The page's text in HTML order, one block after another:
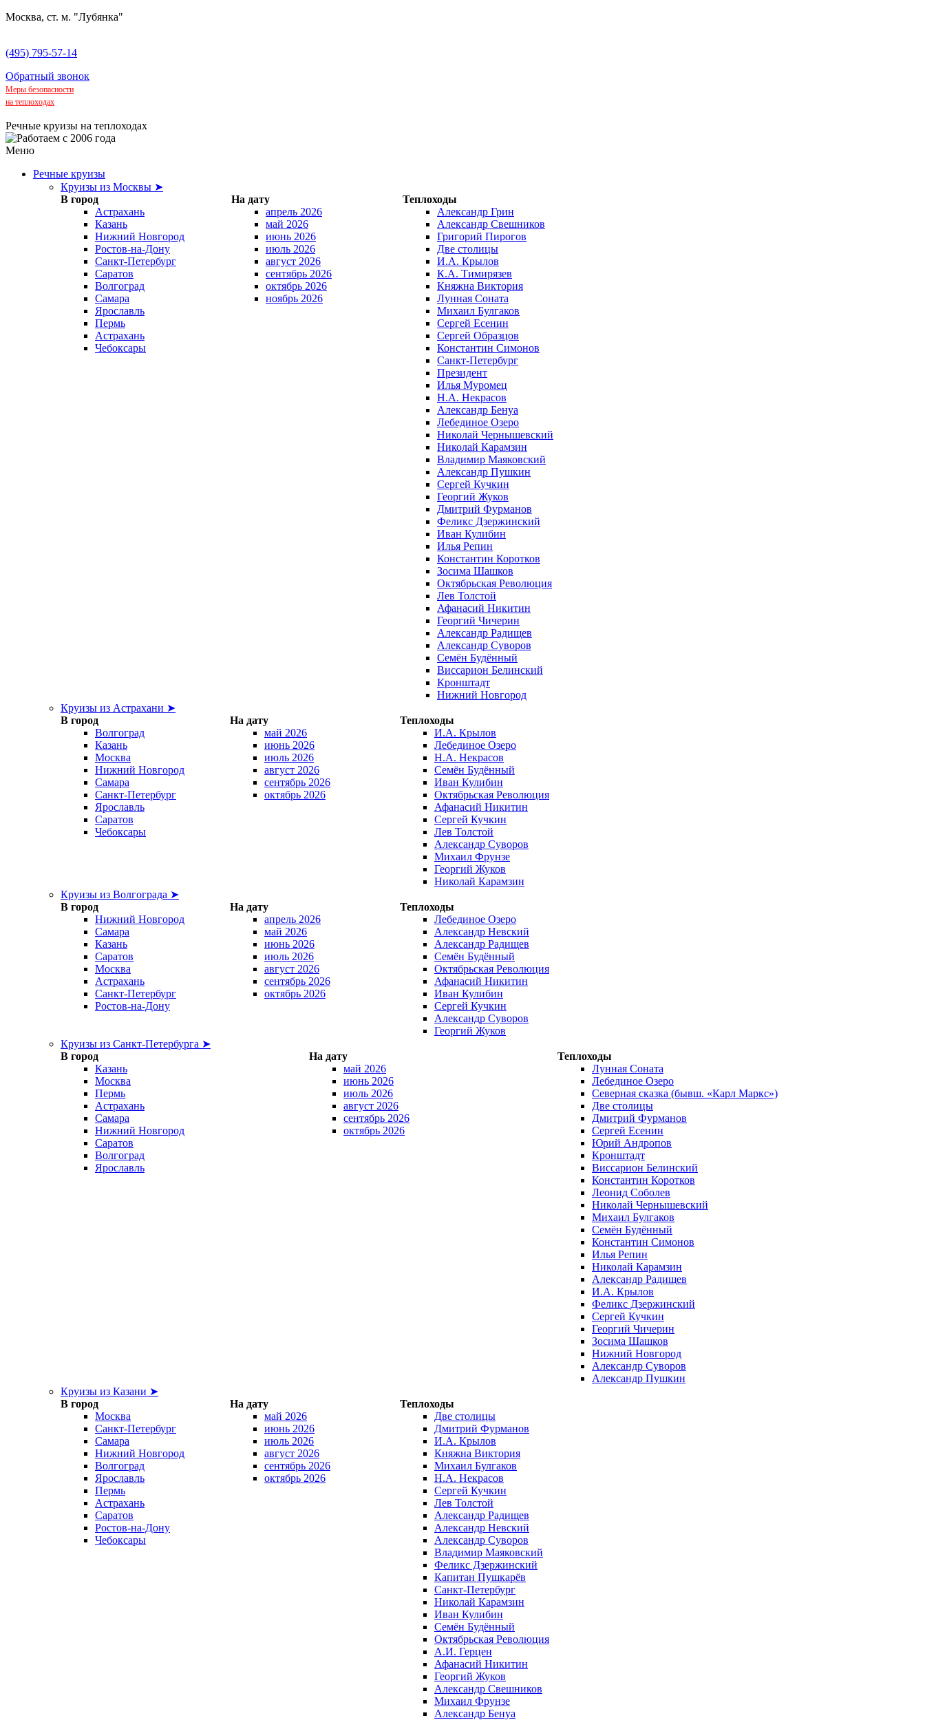
Москва, ст. м. "Лубянка"
(495) 795-57-14
Обратный звонок
Меры безопасности
на теплоходах
Речные круизы на теплоходах
Меню
Речные круизы
Круизы из Москвы ➤
В город
На дату
Теплоходы
Астрахань
Казань
Нижний Новгород
Ростов-на-Дону
Санкт-Петербург
Саратов
Волгоград
Самара
Ярославль
Пермь
Астрахань
Чебоксары
апрель 2026
май 2026
июнь 2026
июль 2026
август 2026
сентябрь 2026
октябрь 2026
ноябрь 2026
Александр Грин
Александр Свешников
Григорий Пирогов
Две столицы
И.А. Крылов
К.А. Тимирязев
Княжна Виктория
Лунная Соната
Михаил Булгаков
Сергей Есенин
Сергей Образцов
Константин Симонов
Санкт-Петербург
Президент
Илья Муромец
Н.А. Некрасов
Александр Бенуа
Лебединое Озеро
Николай Чернышевский
Николай Карамзин
Владимир Маяковский
Александр Пушкин
Сергей Кучкин
Георгий Жуков
Дмитрий Фурманов
Феликс Дзержинский
Иван Кулибин
Илья Репин
Константин Коротков
Зосима Шашков
Октябрьская Революция
Лев Толстой
Афанасий Никитин
Георгий Чичерин
Александр Радищев
Александр Суворов
Семён Будённый
Виссарион Белинский
Кронштадт
Нижний Новгород
Круизы из Астрахани ➤
В город
На дату
Теплоходы
Волгоград
Казань
Москва
Нижний Новгород
Самара
Санкт-Петербург
Ярославль
Саратов
Чебоксары
май 2026
июнь 2026
июль 2026
август 2026
сентябрь 2026
октябрь 2026
И.А. Крылов
Лебединое Озеро
Н.А. Некрасов
Семён Будённый
Иван Кулибин
Октябрьская Революция
Афанасий Никитин
Сергей Кучкин
Лев Толстой
Александр Суворов
Михаил Фрунзе
Георгий Жуков
Николай Карамзин
Круизы из Волгограда ➤
В город
На дату
Теплоходы
Нижний Новгород
Самара
Казань
Саратов
Москва
Астрахань
Санкт-Петербург
Ростов-на-Дону
апрель 2026
май 2026
июнь 2026
июль 2026
август 2026
сентябрь 2026
октябрь 2026
Лебединое Озеро
Александр Невский
Александр Радищев
Семён Будённый
Октябрьская Революция
Афанасий Никитин
Иван Кулибин
Сергей Кучкин
Александр Суворов
Георгий Жуков
Круизы из Санкт-Петербурга ➤
В город
На дату
Теплоходы
Казань
Москва
Пермь
Астрахань
Самара
Нижний Новгород
Саратов
Волгоград
Ярославль
май 2026
июнь 2026
июль 2026
август 2026
сентябрь 2026
октябрь 2026
Лунная Соната
Лебединое Озеро
Северная сказка (бывш. «Карл Маркс»)
Две столицы
Дмитрий Фурманов
Сергей Есенин
Юрий Андропов
Кронштадт
Виссарион Белинский
Константин Коротков
Леонид Соболев
Николай Чернышевский
Михаил Булгаков
Семён Будённый
Константин Симонов
Илья Репин
Николай Карамзин
Александр Радищев
И.А. Крылов
Феликс Дзержинский
Сергей Кучкин
Георгий Чичерин
Зосима Шашков
Нижний Новгород
Александр Суворов
Александр Пушкин
Круизы из Казани ➤
В город
На дату
Теплоходы
Москва
Санкт-Петербург
Самара
Нижний Новгород
Волгоград
Ярославль
Пермь
Астрахань
Саратов
Ростов-на-Дону
Чебоксары
май 2026
июнь 2026
июль 2026
август 2026
сентябрь 2026
октябрь 2026
Две столицы
Дмитрий Фурманов
И.А. Крылов
Княжна Виктория
Михаил Булгаков
Н.А. Некрасов
Сергей Кучкин
Лев Толстой
Александр Радищев
Александр Невский
Александр Суворов
Владимир Маяковский
Феликс Дзержинский
Капитан Пушкарёв
Санкт-Петербург
Николай Карамзин
Иван Кулибин
Семён Будённый
Октябрьская Революция
А.И. Герцен
Афанасий Никитин
Георгий Жуков
Александр Свешников
Михаил Фрунзе
Александр Бенуа